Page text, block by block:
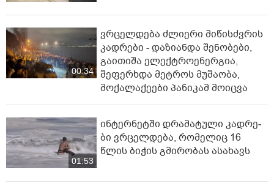
00:34
ვრცელდება ძლიერი მიწისძვრის
კადრები - დაზიანდა შენობები,
გაითიშა ელექტროენერგია,
შეფერხდა მეტროს მუშაობა,
მოქალაქეები პანიკამ მოიცვა
01:53
ინ­ტერ­ნეტ­ში დრა­მა­ტუ­ლი კად­რე­
ბი ვრცელდება, რომელიც 16
წლის ბიჭის გმირობას ასახავს